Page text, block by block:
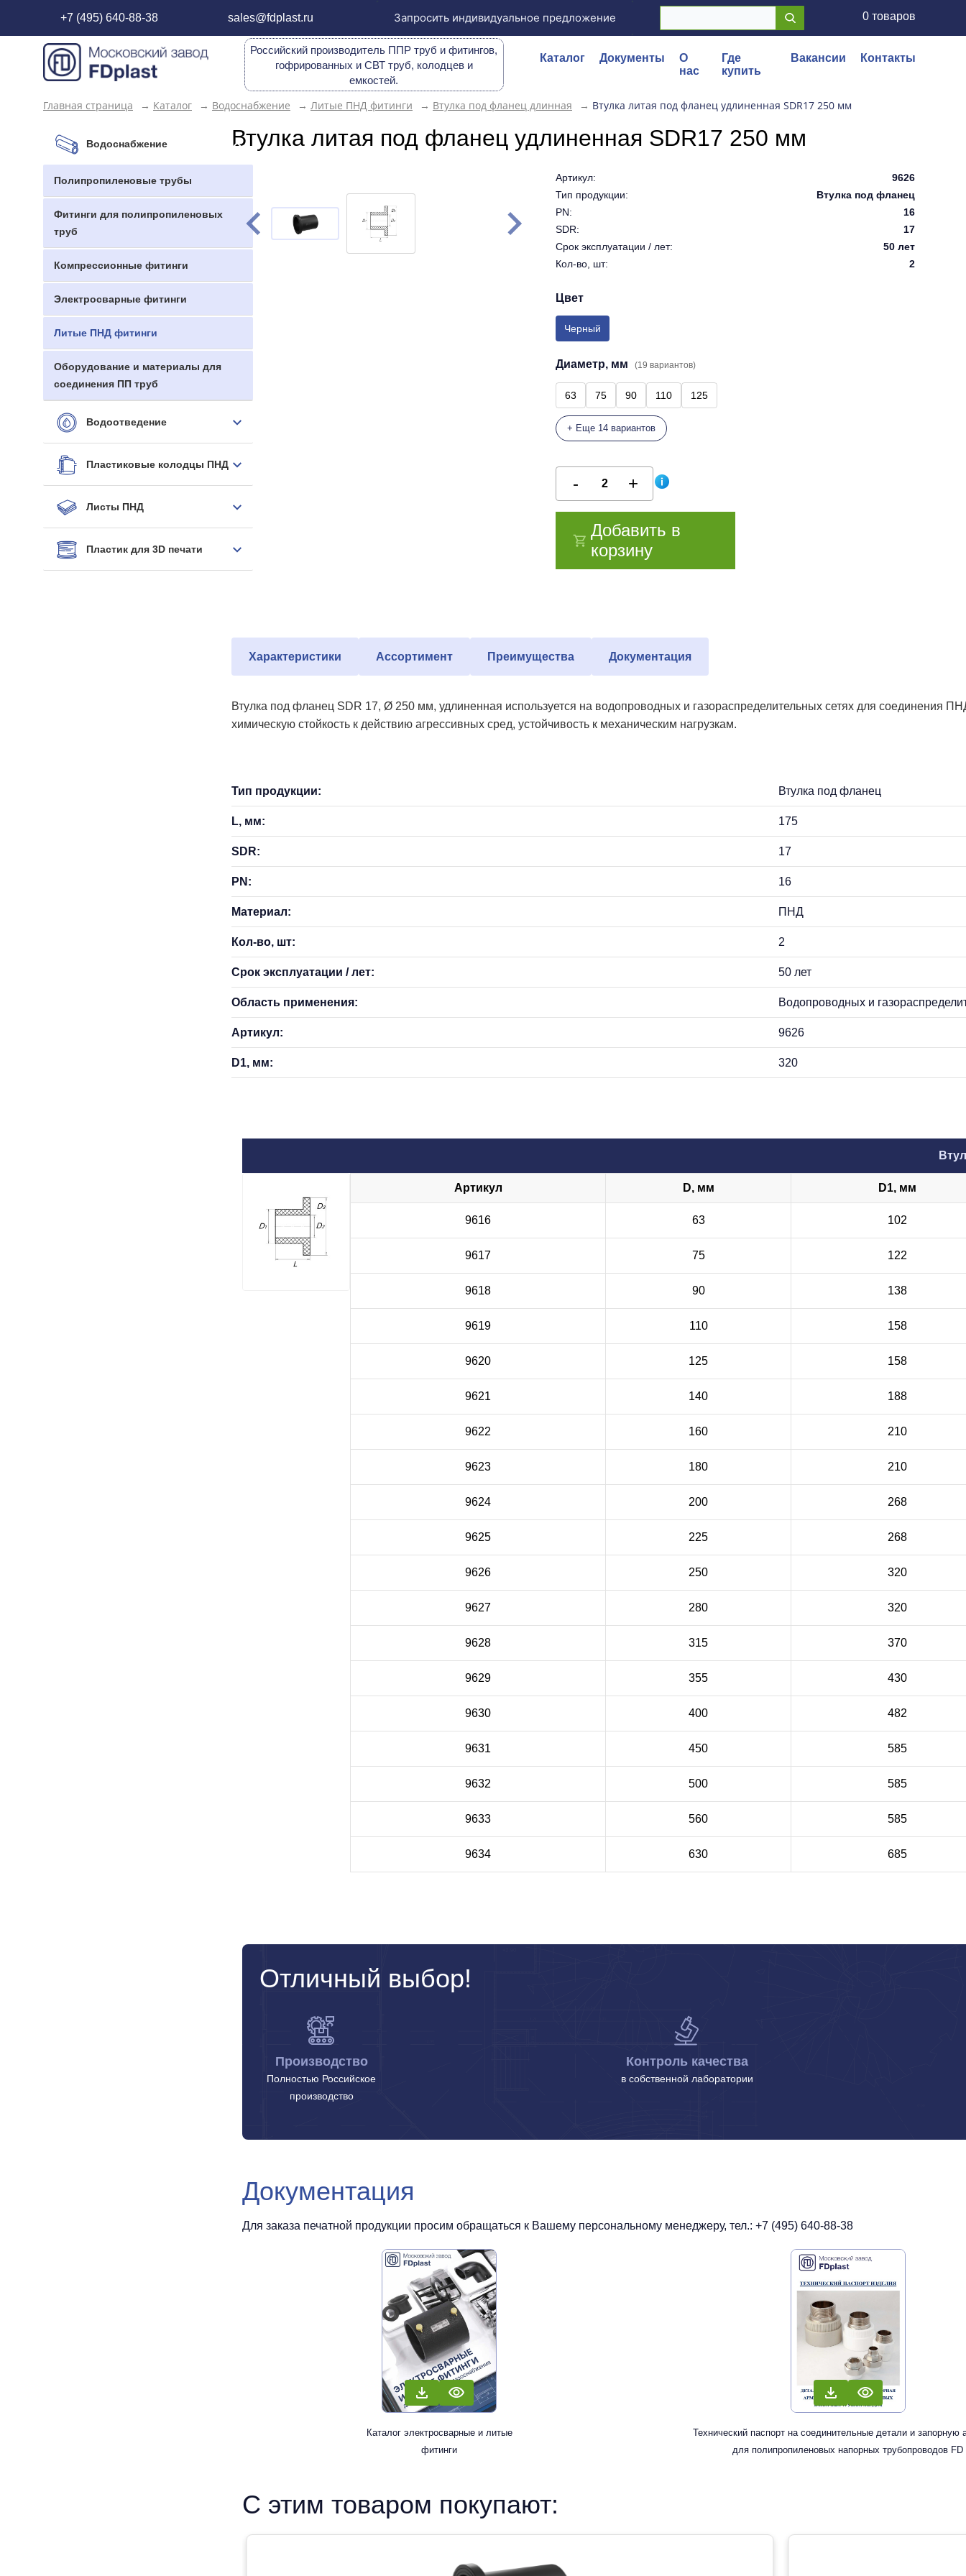
+7 (495) 640-88-38 sales@fdplast.ru Запросить индивидуальное предложение 0 товаров
Российский производитель ППР труб и фитингов,
гофрированных и СВТ труб, колодцев и
емкостей.
Каталог Документы
О
нас
Где
купить
Вакансии Контакты
Главная страница → Каталог → Водоснабжение → Литые ПНД фитинги → Втулка под фланец длинная → Втулка литая под фланец удлиненная SDR17 250 мм
Водоснабжение
Полипропиленовые трубы
Фитинги для полипропиленовых
труб
Компрессионные фитинги
Электросварные фитинги
Литые ПНД фитинги
Оборудование и материалы для
соединения ПП труб
Водоотведение
Пластиковые колодцы ПНД
Листы ПНД
Пластик для 3D печати
Втулка литая под фланец удлиненная SDR17 250 мм
Артикул:
9626
Тип продукции:
Втулка под фланец
PN:
16
SDR:
17
Срок эксплуатации / лет:
50 лет
Кол-во, шт:
2
Цвет
Черный
Диаметр, мм (19 вариантов)
63 75 90 110 125
+ Еще 14 вариантов
Добавить в
корзину
Характеристики Ассортимент Преимущества Документация
Втулка под фланец SDR 17, Ø 250 мм, удлиненная используется на водопроводных и газораспределительных сетях для
химическую стойкость к действию агрессивных сред, устойчивость к механическим нагрузкам.
Тип продукции: Втулка под фланец
L, мм: 175
SDR: 17
PN: 16
Материал: ПНД
Кол-во, шт: 2
Срок эксплуатации / лет: 50 лет
Область применения: Водопроводных и
Артикул: 9626
D1, мм: 320
Артикул D, мм D1, мм
9616 63 102
9617 75 122
9618 90 138
9619 110 158
9620 125 158
9621 140 188
9622 160 210
9623 180 210
9624 200 268
9625 225 268
9626 250 320
9627 280 320
9628 315 370
9629 355 430
9630 400 482
9631 450 585
9632 500 585
9633 560 585
9634 630 685
Отличный выбор!
Производство
Полностью Российское
производство
Контроль качества
в собственной лаборатории
Документация
Для заказа печатной продукции просим обращаться к Вашему персональному менеджеру, тел.: +7 (495) 640-88-38
Каталог электросварные и литые
фитинги
Технический паспорт на соединительные детали и запорную
для полипропиленовых напорных трубопроводов FD
С этим товаром покупают: